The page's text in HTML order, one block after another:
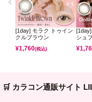
[1day] モラク トゥイン
クルブラウン
¥1,760(税込)
シュ
¥
🛒 カラコン通販サイト